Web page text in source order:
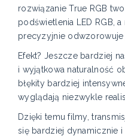
rozwiązanie True RGB
podświetlenia LED RGB,
precyzyjnie odwzorowuje
Efekt? Jeszcze bardziej
i wyjątkowa naturalność
błękity bardziej
wyglądają niezwykle
Dzięki temu filmy,
się bardziej dynamicznie